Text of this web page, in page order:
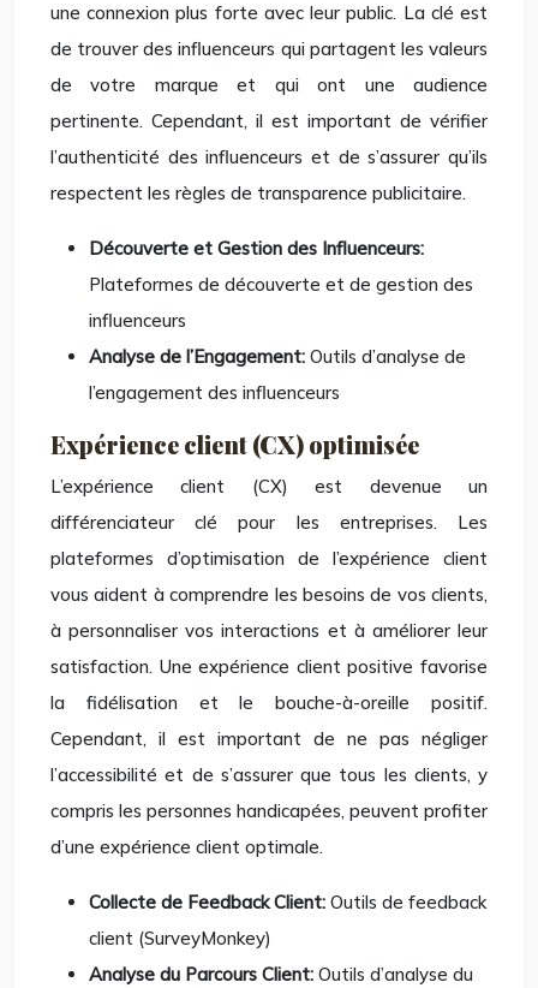
une connexion plus forte avec leur public. La clé est
de trouver des influenceurs qui partagent les valeurs
de votre marque et qui ont une audience
pertinente. Cependant, il est important de vérifier
l’authenticité des influenceurs et de s’assurer qu’ils
respectent les règles de transparence publicitaire.
Découverte et Gestion des Influenceurs:
Plateformes de découverte et de gestion des
influenceurs
Analyse de l’Engagement: Outils d’analyse de
l’engagement des influenceurs
Expérience client (CX) optimisée
L’expérience client (CX) est devenue un
différenciateur clé pour les entreprises. Les
plateformes d’optimisation de l’expérience client
vous aident à comprendre les besoins de vos clients,
à personnaliser vos interactions et à améliorer leur
satisfaction. Une expérience client positive favorise
la fidélisation et le bouche-à-oreille positif.
Cependant, il est important de ne pas négliger
l’accessibilité et de s’assurer que tous les clients, y
compris les personnes handicapées, peuvent profiter
d’une expérience client optimale.
Collecte de Feedback Client: Outils de feedback
client (SurveyMonkey)
Analyse du Parcours Client: Outils d’analyse du